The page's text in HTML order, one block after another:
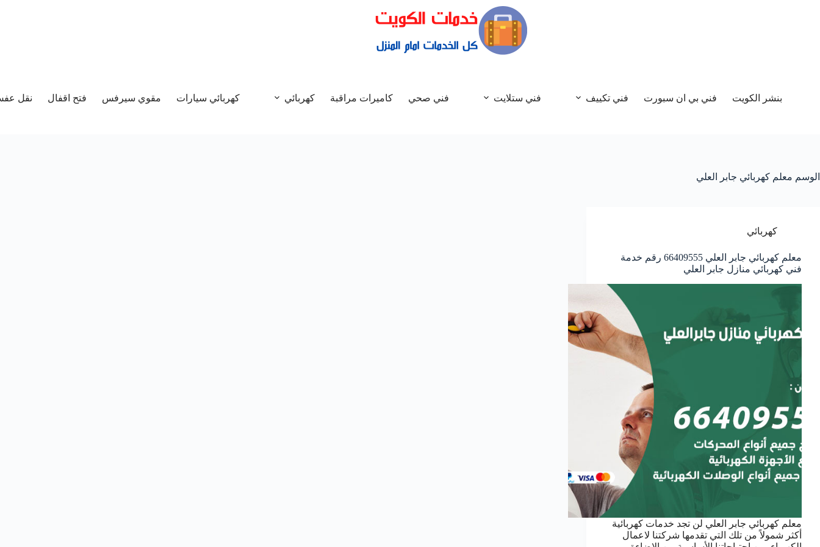
بنشر الكويت فني بي ان سبورت فني تكييف فني ستلايت فني صحي كاميرات مراقبة كهربائي كهربائي سيارات مقوي سيرفس فتح اقفال نقل
الوسم معلم كهربائي جابر العلي
كهربائي
معلم كهربائي جابر العلي 66409555 رقم خدمة
فني كهربائي منازل جابر العلي
معلم كهربائي جابر العلي لن تجد خدمات كهربائية
أكثر شمولاً من تلك التي تقدمها شركتنا لاعمال